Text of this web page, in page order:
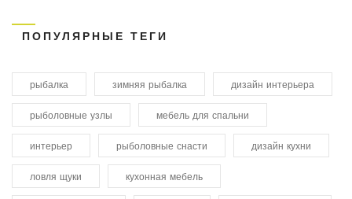
ПОПУЛЯРНЫЕ ТЕГИ
рыбалка зимняя рыбалка дизайн интерьера
рыболовные узлы мебель для спальни
интерьер рыболовные снасти дизайн кухни
ловля щуки кухонная мебель